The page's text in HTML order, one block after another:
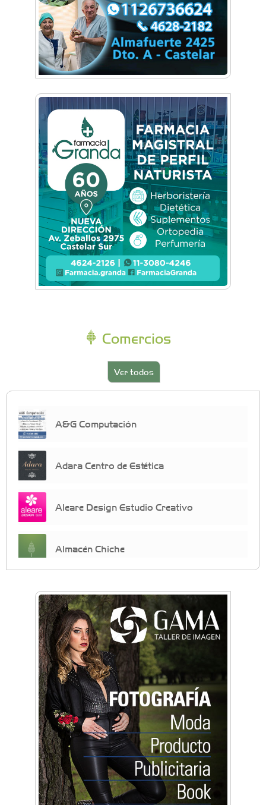
Comercios
Ver todos
A&G Computación
Adara Centro de Estética
Aleare Design Estudio Creativo
Almacén Chiche
crecimiento personal
Arq. Horacio Alejandro Sánchez
Artística ApasionArte
Artística Catalina
Artística Veral
BAIC Ramos Mejía